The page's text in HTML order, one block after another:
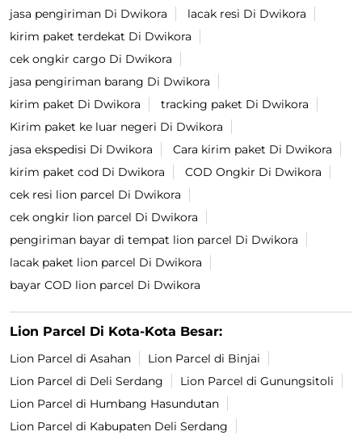
jasa pengiriman Di Dwikora
lacak resi Di Dwikora
kirim paket terdekat Di Dwikora
cek ongkir cargo Di Dwikora
jasa pengiriman barang Di Dwikora
kirim paket Di Dwikora
tracking paket Di Dwikora
Kirim paket ke luar negeri Di Dwikora
jasa ekspedisi Di Dwikora
Cara kirim paket Di Dwikora
kirim paket cod Di Dwikora
COD Ongkir Di Dwikora
cek resi lion parcel Di Dwikora
cek ongkir lion parcel Di Dwikora
pengiriman bayar di tempat lion parcel Di Dwikora
lacak paket lion parcel Di Dwikora
bayar COD lion parcel Di Dwikora
Lion Parcel Di Kota-Kota Besar:
Lion Parcel di Asahan
Lion Parcel di Binjai
Lion Parcel di Deli Serdang
Lion Parcel di Gunungsitoli
Lion Parcel di Humbang Hasundutan
Lion Parcel di Kabupaten Deli Serdang